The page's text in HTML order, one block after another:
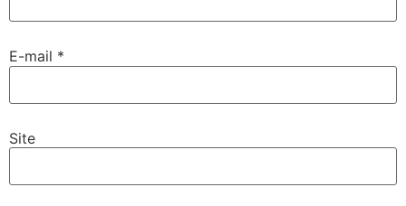
E-mail *
Site